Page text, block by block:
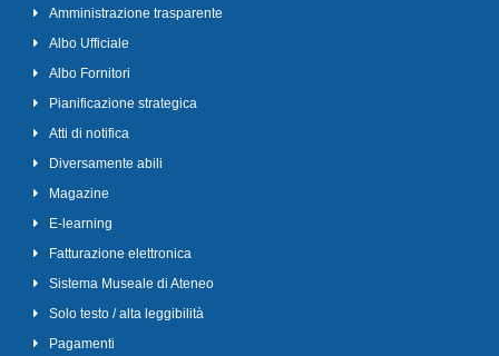
Amministrazione trasparente
Albo Ufficiale
Albo Fornitori
Pianificazione strategica
Atti di notifica
Diversamente abili
Magazine
E-learning
Fatturazione elettronica
Sistema Museale di Ateneo
Solo testo / alta leggibilità
Pagamenti